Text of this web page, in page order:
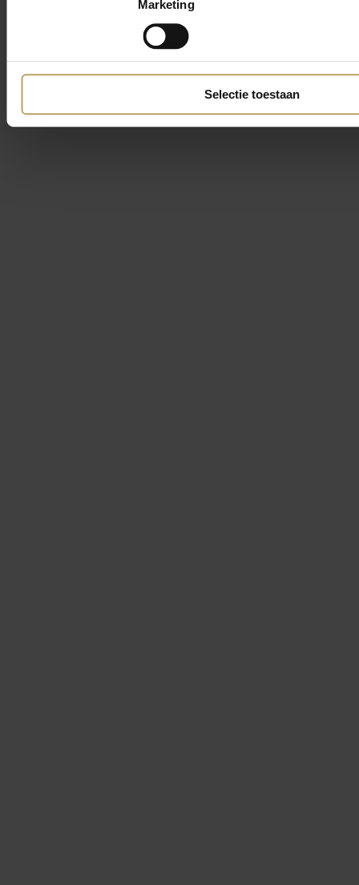
Marketing
Selectie toestaan